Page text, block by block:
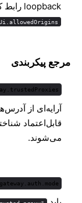
loopback رابط کاربری کنترل همچنان به
مرجع پیکربندی
می‌شوند.
gateway.auth.mode